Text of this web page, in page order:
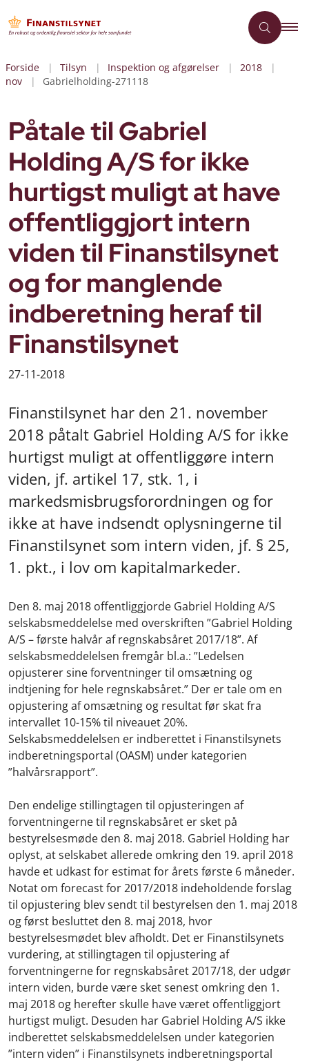
Forside Tilsyn Inspektion og afgørelser
2018
nov
Gabrielholding-271118
Påtale til Gabriel
Holding A/S for ikke
hurtigst muligt at have
offentliggjort intern
viden til Finanstilsynet
og for manglende
indberetning heraf til
Finanstilsynet
27-11-2018
Finanstilsynet har den 21. november
2018 påtalt Gabriel Holding A/S for ikke
hurtigst muligt at offentliggøre intern
viden, jf. artikel 17, stk. 1, i
markedsmisbrugsforordningen og for
ikke at have indsendt oplysningerne til
Finanstilsynet som intern viden, jf. § 25,
1. pkt., i lov om kapitalmarkeder.
Den 8. maj 2018 offentliggjorde Gabriel Holding A/S
selskabsmeddelelse med overskriften ”Gabriel Holding
A/S – første halvår af regnskabsåret 2017/18”. Af
selskabsmeddelelsen fremgår bl.a.: ”Ledelsen
opjusterer sine forventninger til omsætning og
indtjening for hele regnskabsåret.” Der er tale om en
opjustering af omsætning og resultat før skat fra
intervallet 10-15% til niveauet 20%.
Selskabsmeddelelsen er indberettet i Finanstilsynets
indberetningsportal (OASM) under kategorien
”halvårsrapport”.
Den endelige stillingtagen til opjusteringen af
forventningerne til regnskabsåret er sket på
bestyrelsesmøde den 8. maj 2018. Gabriel Holding har
oplyst, at selskabet allerede omkring den 19. april 2018
havde et udkast for estimat for årets første 6 måneder.
Notat om forecast for 2017/2018 indeholdende forslag
til opjustering blev sendt til bestyrelsen den 1. maj 2018
og først besluttet den 8. maj 2018, hvor
bestyrelsesmødet blev afholdt. Det er Finanstilsynets
vurdering, at stillingtagen til opjustering af
forventningerne for regnskabsåret 2017/18, der udgør
intern viden, burde være sket senest omkring den 1.
maj 2018 og herefter skulle have været offentliggjort
hurtigst muligt. Desuden har Gabriel Holding A/S ikke
indberettet selskabsmeddelelsen under kategorien
”intern viden” i Finanstilsynets indberetningsportal